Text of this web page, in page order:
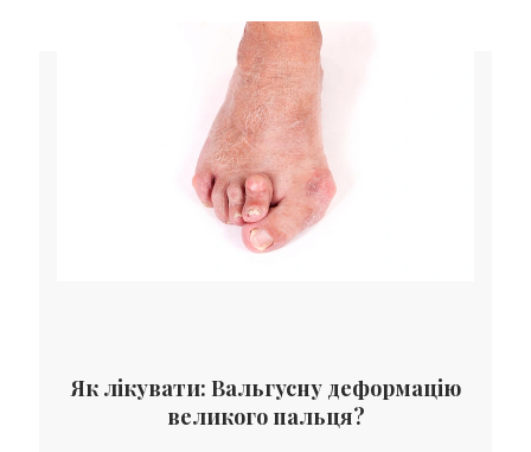
Як лікувати: Вальгусну деформацію
великого пальця?